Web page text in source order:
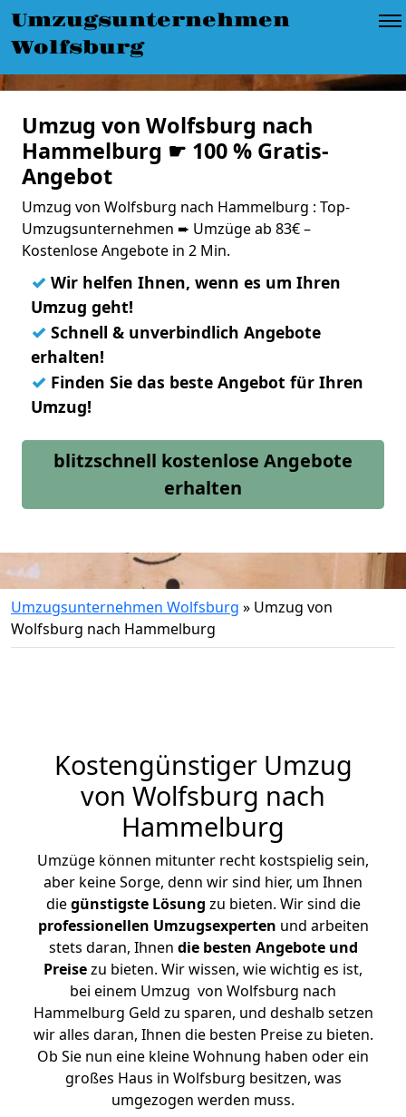
Umzugsunternehmen
Wolfsburg
Umzug von Wolfsburg nach
Hammelburg ☛ 100 % Gratis-
Angebot
Umzug von Wolfsburg nach Hammelburg : Top-
Umzugsunternehmen ➨ Umzüge ab 83€ –
Kostenlose Angebote in 2 Min.
✓ Wir helfen Ihnen, wenn es um Ihren
Umzug geht!
✓ Schnell & unverbindlich Angebote
erhalten!
✓ Finden Sie das beste Angebot für Ihren
Umzug!
blitzschnell kostenlose Angebote
erhalten
Umzugsunternehmen Wolfsburg » Umzug von
Wolfsburg nach Hammelburg
Kostengünstiger Umzug
von Wolfsburg nach
Hammelburg
Umzüge können mitunter recht kostspielig sein,
aber keine Sorge, denn wir sind hier, um Ihnen
diegünstigste Lösung zu bieten. Wir sind die
professionellen Umzugsexperten und arbeiten
stets daran, Ihnen die besten Angebote und
Preisezu bieten. Wir wissen, wie wichtig es ist,
bei einem Umzug von Wolfsburg nach
Hammelburg Geld zu sparen, und deshalb setzen
wir alles daran, Ihnen die besten Preise zu bieten.
Ob Sie nun eine kleine Wohnung haben oder ein
großes Haus in Wolfsburg besitzen, was
umgezogen werden muss.